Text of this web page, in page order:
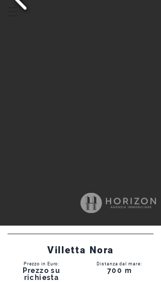
Villetta Nora
Prezzo in Euro:
Prezzo su
richiesta
Distanza dal mare:
700 m